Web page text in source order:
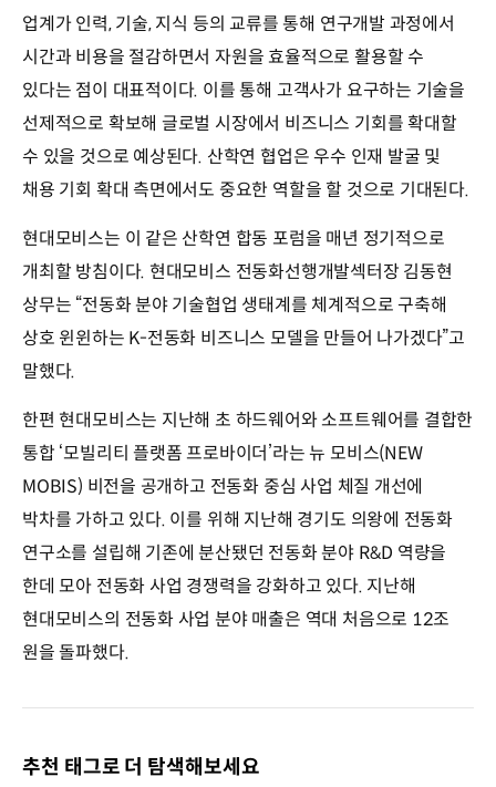
업계가 인력, 기술, 지식 등의 교류를 통해 연구개발 과정에서
시간과 비용을 절감하면서 자원을 효율적으로 활용할 수
있다는 점이 대표적이다. 이를 통해 고객사가 요구하는 기술을
선제적으로 확보해 글로벌 시장에서 비즈니스 기회를 확대할
수 있을 것으로 예상된다. 산학연 협업은 우수 인재 발굴 및
채용 기회 확대 측면에서도 중요한 역할을 할 것으로 기대된다.
현대모비스는 이 같은 산학연 합동 포럼을 매년 정기적으로
개최할 방침이다. 현대모비스 전동화선행개발섹터장 김동현
상무는 “전동화 분야 기술협업 생태계를 체계적으로 구축해
상호 윈윈하는 K-전동화 비즈니스 모델을 만들어 나가겠다”고
말했다.
한편 현대모비스는 지난해 초 하드웨어와 소프트웨어를 결합한
통합 ‘모빌리티 플랫폼 프로바이더’라는 뉴 모비스(NEW
MOBIS) 비전을 공개하고 전동화 중심 사업 체질 개선에
박차를 가하고 있다. 이를 위해 지난해 경기도 의왕에 전동화
연구소를 설립해 기존에 분산됐던 전동화 분야 R&D 역량을
한데 모아 전동화 사업 경쟁력을 강화하고 있다. 지난해
현대모비스의 전동화 사업 분야 매출은 역대 처음으로 12조
원을 돌파했다.
추천 태그로 더 탐색해보세요